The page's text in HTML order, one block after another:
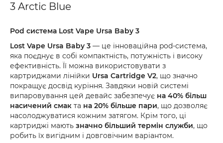
3 Arctic Blue
Pod система Lost Vape Ursa Baby 3
Lost Vape Ursa Baby 3 — це інноваційна pod-система,
яка поєднує в собі компактність, потужність і високу
ефективність. Її можна використовувати з
картриджами лінійки Ursa Cartridge V2, що значно
покращує досвід куріння. Завдяки новій системі
випаровування цей девайс забезпечує на 40% більш
насичений смак та на 20% більше пари, що дозволяє
насолоджуватися кожним затягом. Крім того, ці
картриджі мають значно більший термін служби, що
робить їх вигідним і довговічним варіантом.